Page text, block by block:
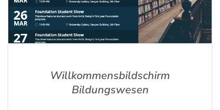
Willkommensbildschirm
Bildungswesen